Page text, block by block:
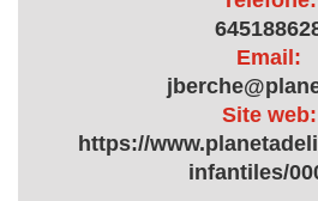
Email:
Site web:
https://
infantiles/